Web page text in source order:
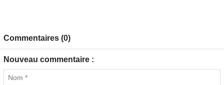
Commentaires (0)
Nouveau commentaire :